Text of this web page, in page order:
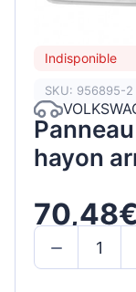
Indisponible
SKU: 956895-2
hayon
70,48€